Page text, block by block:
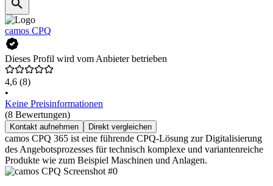
camos CPQ
Dieses Profil wird vom Anbieter betrieben
4,6 (8)
•
Keine Preisinformationen
(8 Bewertungen)
Kontakt aufnehmen Direkt vergleichen
camos CPQ 365 ist eine führende CPQ-Lösung zur Digitalisierung
des Angebotsprozesses für technisch komplexe und variantenreiche
Produkte wie zum Beispiel Maschinen und Anlagen.